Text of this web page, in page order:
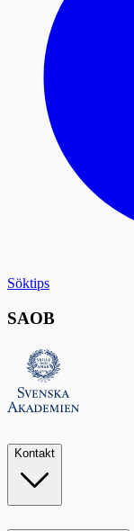
Söktips
SAOB
Kontakt